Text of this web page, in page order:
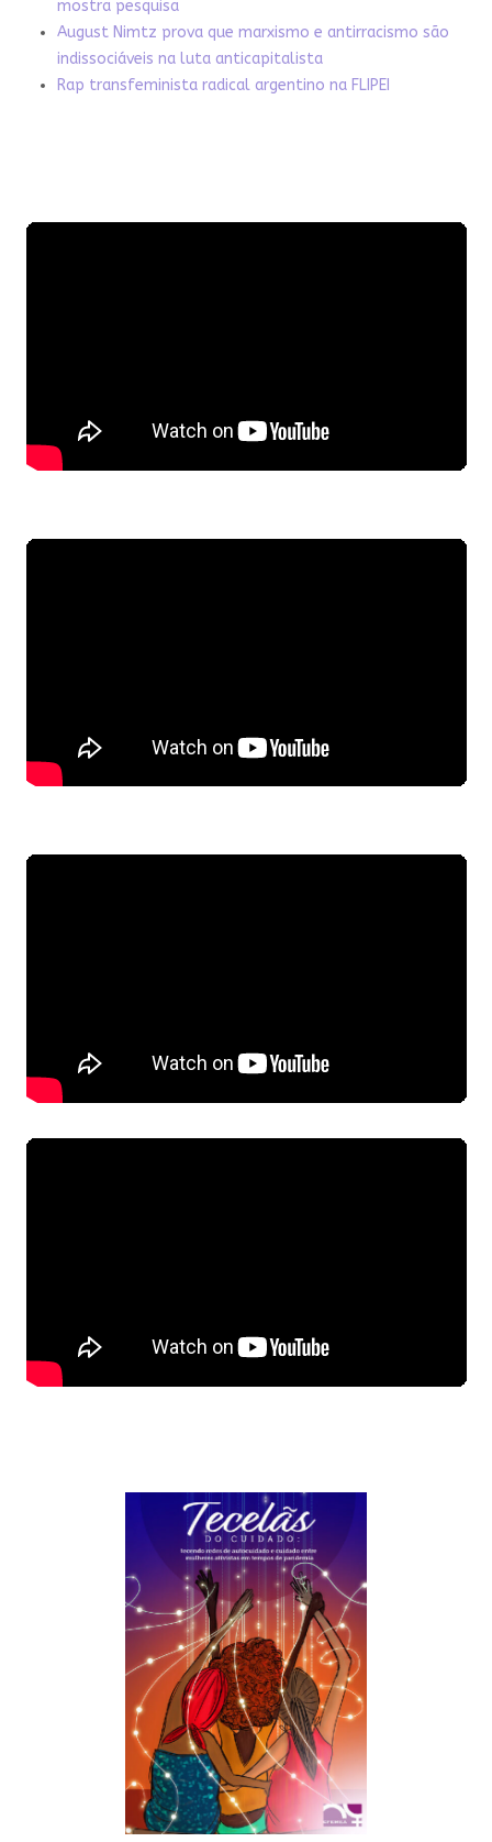
mostra pesquisa
August Nimtz prova que marxismo e antirracismo são
indissociáveis na luta anticapitalista
Rap transfeminista radical argentino na FLIPEI